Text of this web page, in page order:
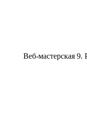
Веб-мастерская